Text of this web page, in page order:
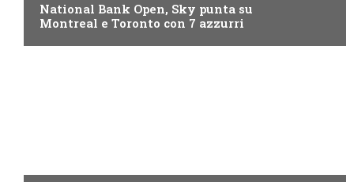
National Bank Open, Sky punta su
Montreal e Toronto con 7 azzurri